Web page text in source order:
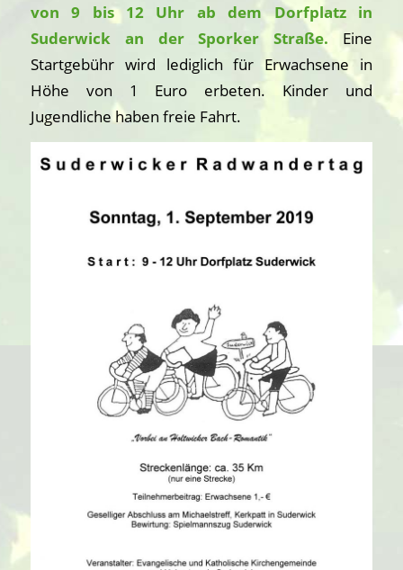
von 9 bis 12 Uhr ab dem Dorfplatz in
Suderwick an der Sporker Straße. Eine
Startgebühr wird lediglich für Erwachsene in
Höhe von 1 Euro erbeten. Kinder und
Jugendliche haben freie Fahrt.